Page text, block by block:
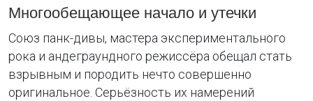
Многообещающее начало и утечки
Союз панк-дивы, мастера экспериментального
рока и андеграундного режиссёра обещал стать
взрывным и породить нечто совершенно
оригинальное. Серьёзность их намерений